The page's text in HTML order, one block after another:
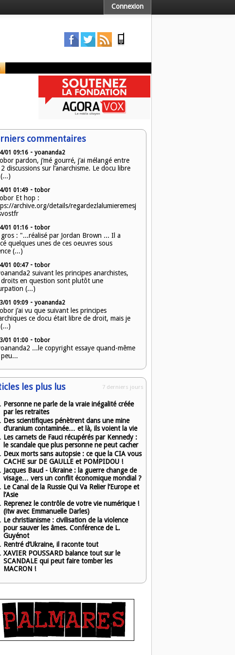
Connexion
commentaires
01 09:16 - yoananda2
pardon, j’mé gourré, j’ai mélangé entre
2 discussions sur l’anarchisme. Le docu libre
01 01:49 - tobor
Et hop :
archive.org/details/regardezlalumieremesj
01 01:16 - tobor
gros : "...réalisé par Jordan Brown ... Il a
quelques unes de ces oeuvres sous
(...)
01 00:47- tobor
suivant les principes anarchistes,
droits en question sont plutôt une
(...)
01 09:09 - yoananda2
j’ai vu que suivant les principes
ce docu était libre de droit, mais je
01 01:00 - tobor
...le copyright essaye quand-même
7 derniers jours
les plus lus
Personne ne parle de la vraie inégalité créée
par les retraites
Des scientifiques pénètrent dans une mine
d’uranium contaminée… et là, ils voient la vie
Les carnets de Fauci récupérés par Kennedy :
le scandale que plus personne ne peut cacher
Deux morts sans autopsie : ce que la CIA vous
CACHE sur DE GAULLE et POMPIDOU !
Jacques Baud - Ukraine : la guerre change de
visage… vers un conflit économique mondial ?
Le Canal de la Russie Qui Va Relier l’Europe et
l’Asie
Reprenez le contrôle de votre vie numérique !
(itw avec Emmanuelle Darles)
Le christianisme : civilisation de la violence
pour sauver les âmes. Conférence de L.
Guyénot
Rentré d’Ukraine, il raconte tout
XAVIER POUSSARD balance tout sur le
SCANDALE qui peut faire tomber les
MACRON !